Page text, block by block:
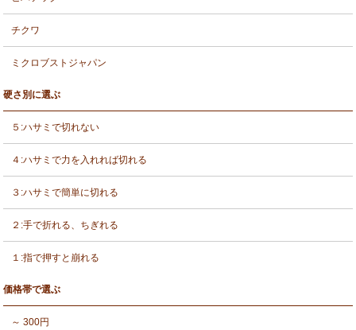
チクワ
ミクロブストジャパン
硬さ別に選ぶ
５:ハサミで切れない
４:ハサミで力を入れれば切れる
３:ハサミで簡単に切れる
２:手で折れる、ちぎれる
１:指で押すと崩れる
価格帯で選ぶ
～ 300円